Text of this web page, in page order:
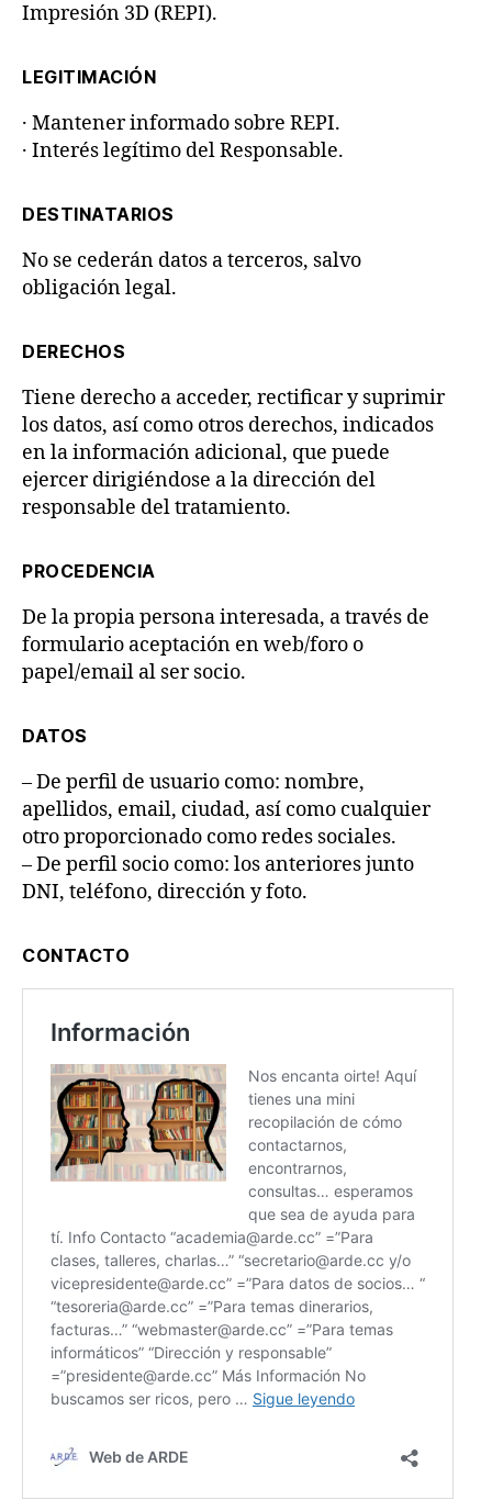
Impresión 3D (REPI).
LEGITIMACIÓN
· Mantener informado sobre REPI.
· Interés legítimo del Responsable.
DESTINATARIOS
No se cederán datos a terceros, salvo
obligación legal.
DERECHOS
Tiene derecho a acceder, rectificar y suprimir
los datos, así como otros derechos, indicados
en la información adicional, que puede
ejercer dirigiéndose a la dirección del
responsable del tratamiento.
PROCEDENCIA
De la propia persona interesada, a través de
formulario aceptación en web/foro o
papel/email al ser socio.
DATOS
– De perfil de usuario como: nombre,
apellidos, email, ciudad, así como cualquier
otro proporcionado como redes sociales.
– De perfil socio como: los anteriores junto
DNI, teléfono, dirección y foto.
CONTACTO